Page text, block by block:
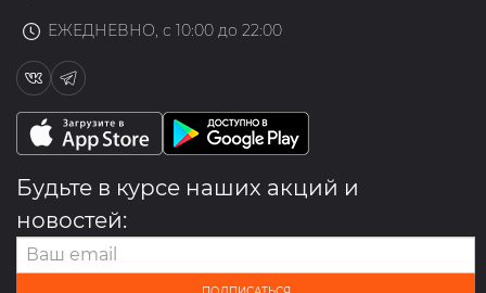
ЕЖЕДНЕВНО, с 10:00 до 22:00
Будьте в курсе наших акций и
новостей: